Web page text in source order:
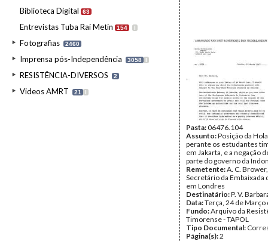
Biblioteca Digital 63
Entrevistas Tuba Rai Metin 154 I
Fotografias 2460
Imprensa pós-Independência 3058 I
RESISTÊNCIA-DIVERSOS 2
Videos AMRT 21 I
Pasta:06476.104
Assunto:Posição da
perante os estudantes
em Jakarta, e a negação
parte do governo da
Remetente:A. C.
Secretário da Embaixada
em Londres
Destinatário:P. V.
Data:Terça, 24 de Março
Fundo:Arquivo da
Timorense - TAPOL
Tipo Documental:
Página(s):2